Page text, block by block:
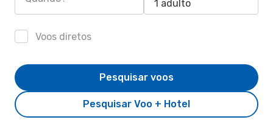
1 adulto
Voos diretos
Pesquisar Voo + Hotel
Pesquisar voos